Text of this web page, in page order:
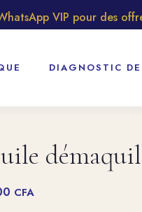
VIP pour des offres
DIAGNOSTIC
CFA